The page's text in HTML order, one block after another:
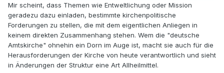
Mir scheint, dass Themen wie Entweltlichung oder Mission
geradezu dazu einladen, bestimmte kirchenpolitische
Forderungen zu stellen, die mit dem eigentlichen Anliegen in
keinem direkten Zusammenhang stehen. Wem die "deutsche
Amtskirche" ohnehin ein Dorn im Auge ist, macht sie auch für die
Herausforderungen der Kirche von heute verantwortlich und sieht
in Änderungen der Struktur eine Art Allheilmittel.